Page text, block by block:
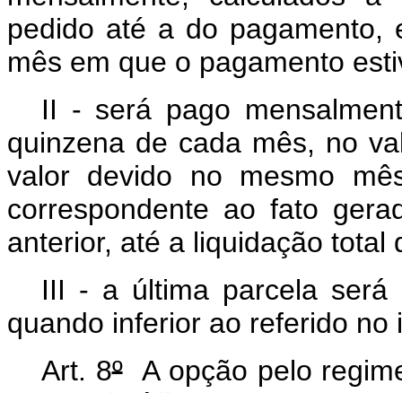
pedido até a do pagamento,
mês em que o pagamento
II - será pago
quinzena de cada mês, no
valor devido no mesmo
correspondente ao fato
anterior, até a liquidação total
III - a última parcela será
quando inferior ao referido no
Art. 8ºA opção pelo